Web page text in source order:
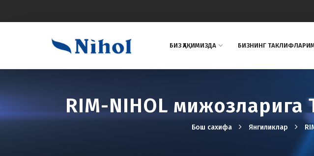
БИЗ ҲАҚИМИЗДА БИЗНИНГ
RIM-NIHOL
Бош сахифа Янгиликлар